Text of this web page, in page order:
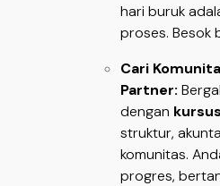
hari buruk
proses. Besok
Cari
Partner:
dengan
struktur,
komunitas.
progres,